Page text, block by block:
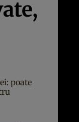
poate